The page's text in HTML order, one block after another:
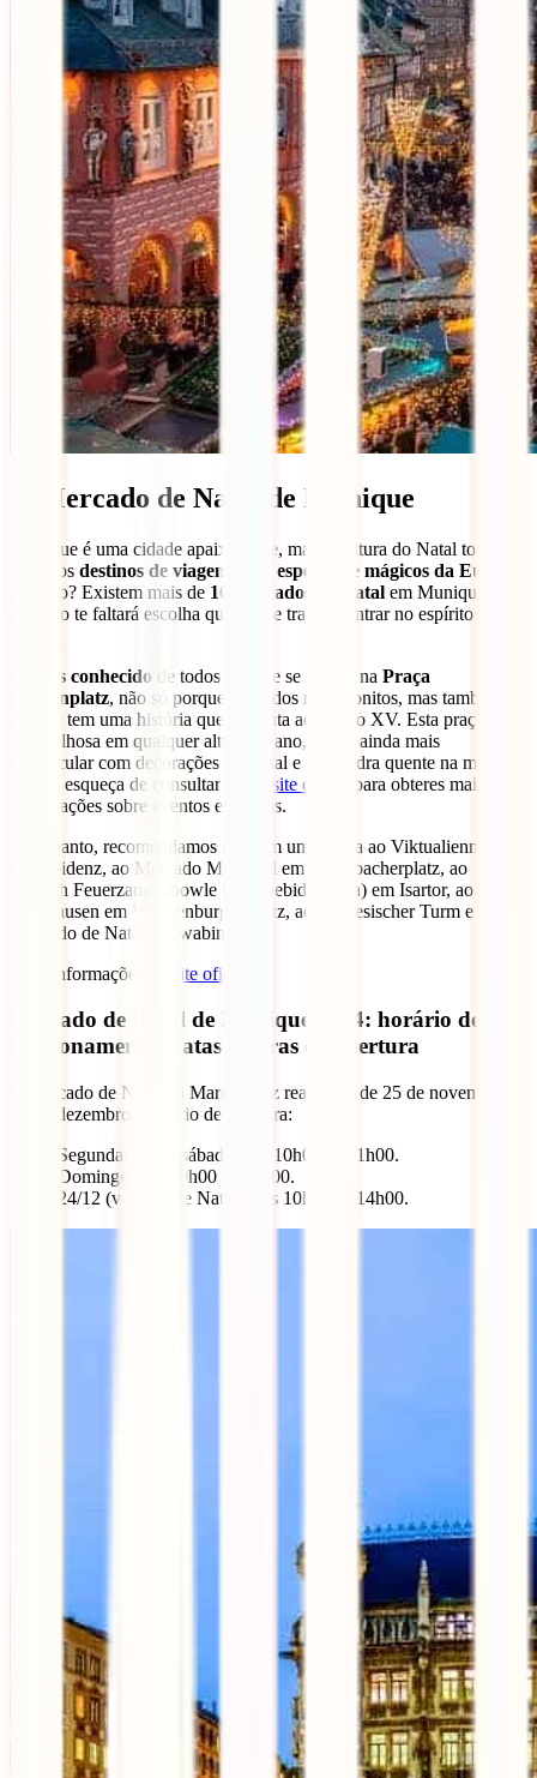
5. Mercado de Natal de Munique
Munique é uma cidade apaixonante, mas na altura do Natal torna-se
num dos destinos de viagem mais especiais e mágicos da Europa
A razão? Existem mais de 10 mercados de Natal em Munique, pelo
que não te faltará escolha quando se trata de entrar no espírito do Pai
mais conhecido de todos é o que se realiza na Praça
Marienplatz, não só porque é um dos mais bonitos, mas também
porque tem uma história que remonta ao século XV. Esta praça é
maravilhosa em qualquer altura do ano, mas é ainda mais
espetacular com decorações de Natal e uma cidra quente na mão.
Não te esqueça de consultar o
website oficial
para obteres mais
informações sobre eventos especiais.
No entanto, recomendamos também uma visita ao Viktualienmarkt,
ao Residenz, ao Mercado Medieval em Wittelbacherplatz, ao
Munich Feuerzangenbowle (uma bebida típica) em Isartor, ao
Haidhausen em Weissenburger Platz, ao Chinesischer Turm e ao
Mercado de Natal Schwabinger.
Mais informações no
site oficial
Mercado de Natal de Munique 2024: horário de
funcionamento, datas e horas de abertura
O mercado de Natal da Marienplatz realiza-se de 25 de novembro a
24 de dezembro. Horário de abertura:
Segunda-feira a sábado: das 10h00 às 21h00.
Domingo: das 10h00 às 20h00.
24/12 (véspera de Natal): das 10h00 às 14h00.